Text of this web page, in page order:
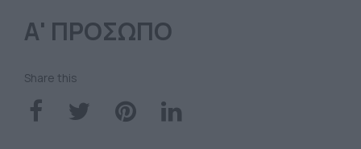
Α' ΠΡΟΣΩΠΟ
Share this